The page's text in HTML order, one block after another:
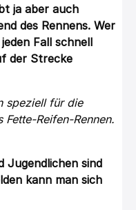
ja aber auch
des Rennens. Wer
Fall schnell
der Strecke
speziell für die
Reifen-Rennen.
Jugendlichen sind
kann man sich